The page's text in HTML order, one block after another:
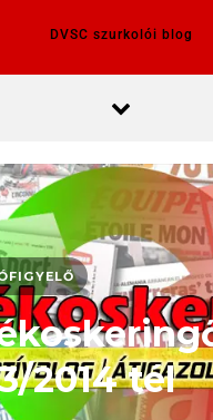
DVSC szurkolói blog
2014 tél